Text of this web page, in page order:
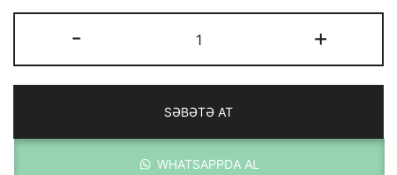
-
JTC
40
adet
+
SƏBƏTƏ AT
WHATSAPPDA AL